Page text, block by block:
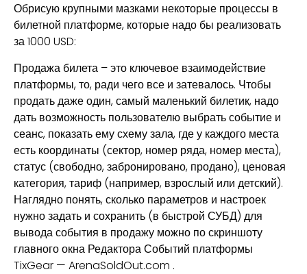
Обрисую крупными мазками некоторые процессы в
билетной платформе, которые надо бы реализовать
за 1000 USD:
Продажа билета – это ключевое взаимодействие
платформы, то, ради чего все и затевалось. Чтобы
продать даже один, самый маленький билетик, надо
дать возможность пользователю выбрать событие и
сеанс, показать ему схему зала, где у каждого места
есть координаты (сектор, номер ряда, номер места),
статус (свободно, забронировано, продано), ценовая
категория, тариф (например, взрослый или детский).
Наглядно понять, сколько параметров и настроек
нужно задать и сохранить (в быстрой СУБД) для
вывода события в продажу можно по скриншоту
главного окна Редактора Событий платформы
TixGear — ArenaSoldOut.com .